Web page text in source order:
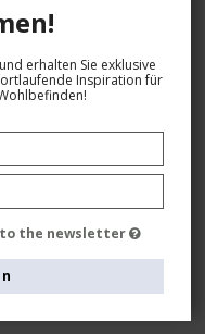
erhalten Sie exklusive
Inspiration für
to the newsletter